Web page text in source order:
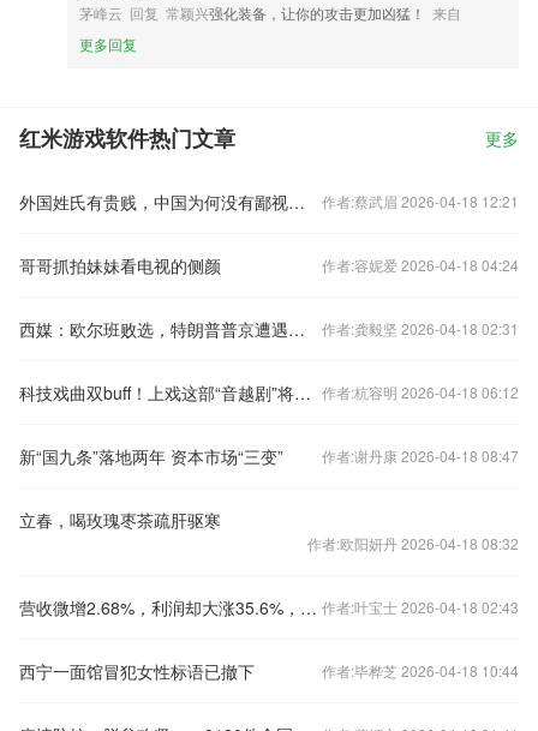
茅峰云 回复 常颖兴强化装备，让你的攻击更加凶猛！
来自
更多回复
红米游戏软件热门文章 更多
外国姓氏有贵贱，中国为何没有鄙视链？ 作者:蔡武眉 2026-04-18 12:21
哥哥抓拍妹妹看电视的侧颜 作者:容妮爱 2026-04-18 04:24
西媒：欧尔班败选，特朗普普京遭遇打击，欧洲松了口气，泽连斯基赢得最多 作者:龚毅坚 2026-04-18 02:31
科技戏曲双buff！上戏这部“音越剧”将哲学演成视觉盛宴 作者:杭容明 2026-04-18 06:12
新“国九条”落地两年 资本市场“三变” 作者:谢丹康 2026-04-18 08:47
立春，喝玫瑰枣茶疏肝驱寒
作者:欧阳妍丹 2026-04-18 08:32
营收微增2.68%，利润却大涨35.6%，特锐德这一年到底发生了什么 作者:叶宝士 2026-04-18 02:43
西宁一面馆冒犯女性标语已撤下 作者:毕桦芝 2026-04-18 10:44